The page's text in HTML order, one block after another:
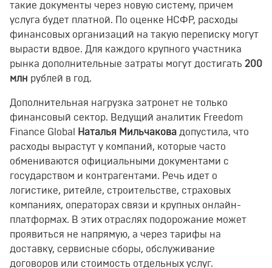
такие документы через новую систему, причем
услуга будет платной. По оценке НСФР, расходы
финансовых организаций на такую переписку могут
вырасти вдвое. Для каждого крупного участника
рынка дополнительные затраты могут достигать 200
млн рублей в год.
Дополнительная нагрузка затронет не только
финансовый сектор. Ведущий аналитик Freedom
Finance Global
Наталья Мильчакова допустила, что
расходы вырастут у компаний, которые часто
обмениваются официальными документами с
государством и контрагентами. Речь идет о
логистике, ритейле, строительстве, страховых
компаниях, операторах связи и крупных онлайн-
платформах. В этих отраслях подорожание может
проявиться не напрямую, а через тарифы на
доставку, сервисные сборы, обслуживание
договоров или стоимость отдельных услуг.